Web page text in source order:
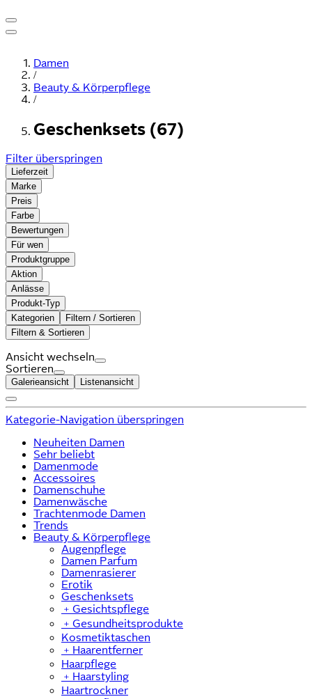
Damen
/
Beauty & Körperpflege
/
Geschenksets (67)
Filter überspringen
Lieferzeit
Marke
Preis
Farbe
Bewertungen
Für wen
Produktgruppe
Aktion
Anlässe
Produkt-Typ
Kategorien
Filtern / Sortieren
Filtern & Sortieren
Ansicht wechseln
Sortieren
Galerieansicht Listenansicht
Kategorie-Navigation überspringen
Neuheiten Damen
Sehr beliebt
Damenmode
Accessoires
Damenschuhe
Damenwäsche
Trachtenmode Damen
Trends
Beauty & Körperpflege
Augenpflege
Damen Parfum
Damenrasierer
Erotik
Geschenksets
﹢ Gesichtspflege
﹢ Gesundheitsprodukte
Kosmetiktaschen
﹢ Haarentferner
Haarpflege
﹢ Haarstyling
Haartrockner